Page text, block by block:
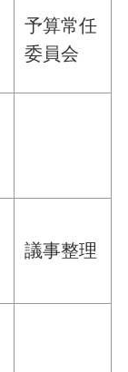
予算常任
委員会
議事整理